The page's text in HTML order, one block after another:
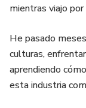
mientras viajo
He pasado
culturas,
aprendiendo
esta industria